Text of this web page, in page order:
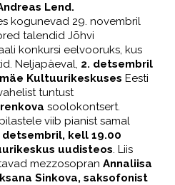
Lend.
kogunevad 29. novembril
talendid Jõhvi
konkursi eelvooruks, kus
Neljapäeval, 2. detsembril
Kultuurikeskuses Eesti
tuntust
soolokontsert.
viib pianist samal
detsembril, kell 19.00
uudisteos. Liis
mezzosopran Annaliisa
Sinkova, saksofonist